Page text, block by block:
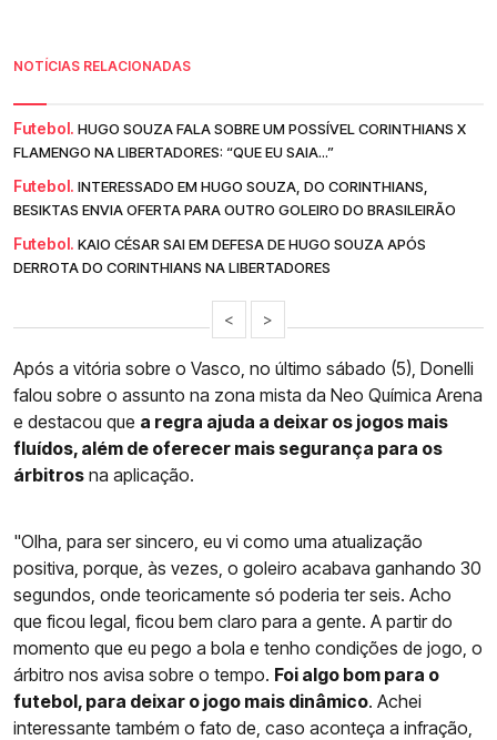
NOTÍCIAS RELACIONADAS
Futebol. HUGO SOUZA FALA SOBRE UM POSSÍVEL CORINTHIANS X
FLAMENGO NA LIBERTADORES: “QUE EU SAIA...”
Futebol. INTERESSADO EM HUGO SOUZA, DO CORINTHIANS,
BESIKTAS ENVIA OFERTA PARA OUTRO GOLEIRO DO BRASILEIRÃO
Futebol. KAIO CÉSAR SAI EM DEFESA DE HUGO SOUZA APÓS
DERROTA DO CORINTHIANS NA LIBERTADORES
< >
Após a vitória sobre o Vasco, no último sábado (5), Donelli
falou sobre o assunto na zona mista da Neo Química Arena
e destacou que a regra ajuda a deixar os jogos mais
fluídos, além de oferecer mais segurança para os
árbitros na aplicação.
"Olha, para ser sincero, eu vi como uma atualização
positiva, porque, às vezes, o goleiro acabava ganhando 30
segundos, onde teoricamente só poderia ter seis. Acho
que ficou legal, ficou bem claro para a gente. A partir do
momento que eu pego a bola e tenho condições de jogo, o
árbitro nos avisa sobre o tempo. Foi algo bom para o
futebol, para deixar o jogo mais dinâmico. Achei
interessante também o fato de, caso aconteça a infração,